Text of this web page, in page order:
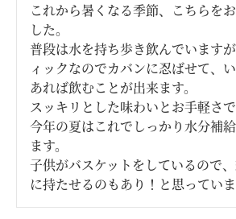
これから暑くなる季節、こちらを
した。
普段は水を持ち歩き飲んでいます
ィックなのでカバンに忍ばせて、
あれば飲むことが出来ます。
スッキリとした味わいとお手軽さで
今年の夏はこれでしっかり水分補
ます。
子供がバスケットをしているので
に持たせるのもあり！と思っていま